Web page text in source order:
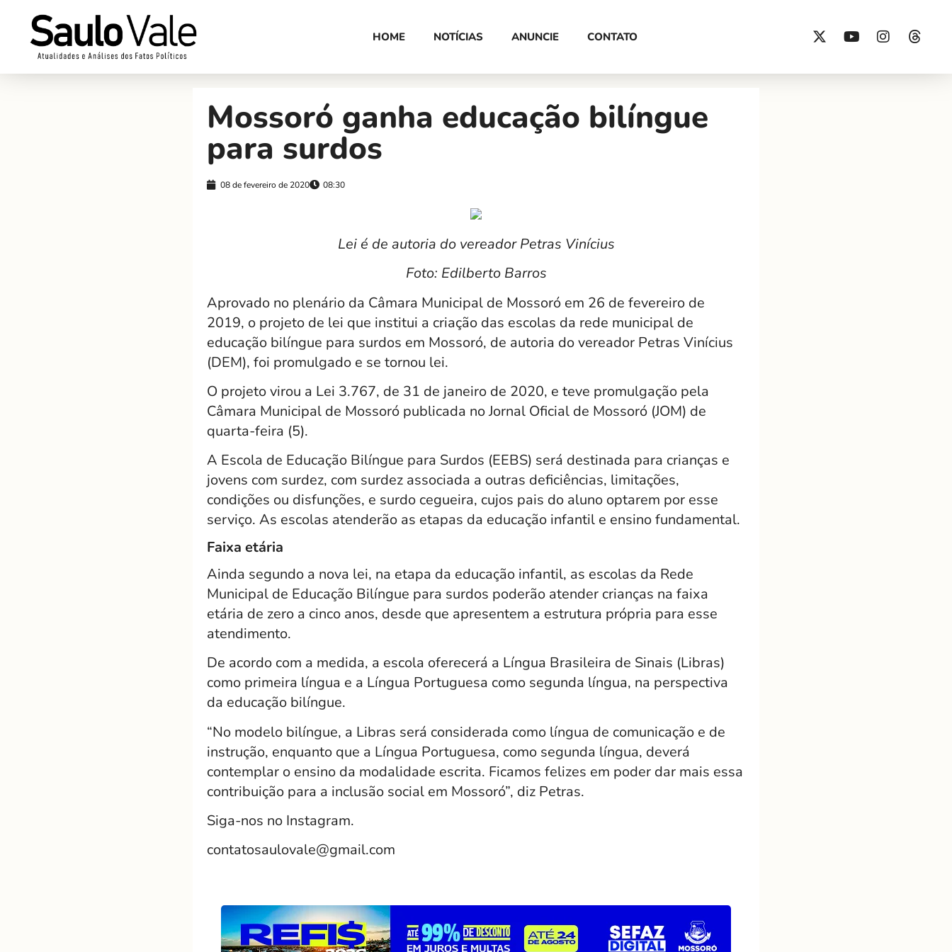
HOME NOTÍCIAS ANUNCIE CONTATO
Mossoró ganha educação bilíngue
para surdos
08 de fevereiro de 2020 08:30
Lei é de autoria do vereador Petras Vinícius
Foto: Edilberto Barros
Aprovado no plenário da Câmara Municipal de Mossoró em 26 de fevereiro de
2019, o projeto de lei que institui a criação das escolas da rede municipal de
educação bilíngue para surdos em Mossoró, de autoria do vereador Petras Vinícius
(DEM), foi promulgado e se tornou lei.
O projeto virou a Lei 3.767, de 31 de janeiro de 2020, e teve promulgação pela
Câmara Municipal de Mossoró publicada no Jornal Oficial de Mossoró (JOM) de
quarta-feira (5).
A Escola de Educação Bilíngue para Surdos (EEBS) será destinada para crianças e
jovens com surdez, com surdez associada a outras deficiências, limitações,
condições ou disfunções, e surdo cegueira, cujos pais do aluno optarem por esse
serviço. As escolas atenderão as etapas da educação infantil e ensino fundamental.
Faixa etária
Ainda segundo a nova lei, na etapa da educação infantil, as escolas da Rede
Municipal de Educação Bilíngue para surdos poderão atender crianças na faixa
etária de zero a cinco anos, desde que apresentem a estrutura própria para esse
atendimento.
De acordo com a medida, a escola oferecerá a Língua Brasileira de Sinais (Libras)
como primeira língua e a Língua Portuguesa como segunda língua, na perspectiva
da educação bilíngue.
“No modelo bilíngue, a Libras será considerada como língua de comunicação e de
instrução, enquanto que a Língua Portuguesa, como segunda língua, deverá
contemplar o ensino da modalidade escrita. Ficamos felizes em poder dar mais essa
contribuição para a inclusão social em Mossoró”, diz Petras.
Siga-nos no Instagram.
contatosaulovale@gmail.com